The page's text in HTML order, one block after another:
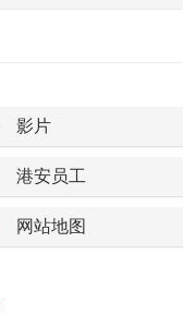
影片
港安员工
网站地图